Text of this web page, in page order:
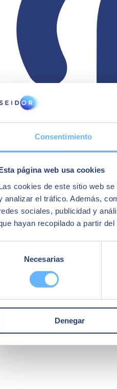
Consentimiento
página web usa cookies
cookies de este sitio web
analizar el tráfico. Además,
sociales, publicidad y
hayan recopilado a partir
Necesarias
Denegar